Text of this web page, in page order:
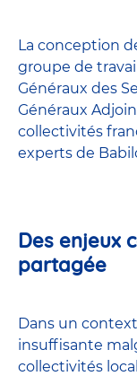
La conception
groupe de
Généraux des
Généraux
collectivités
experts de
Des enjeux
partagée
Dans un
insuffisante
collectivités